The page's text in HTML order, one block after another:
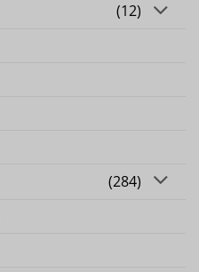
(12)
(284)